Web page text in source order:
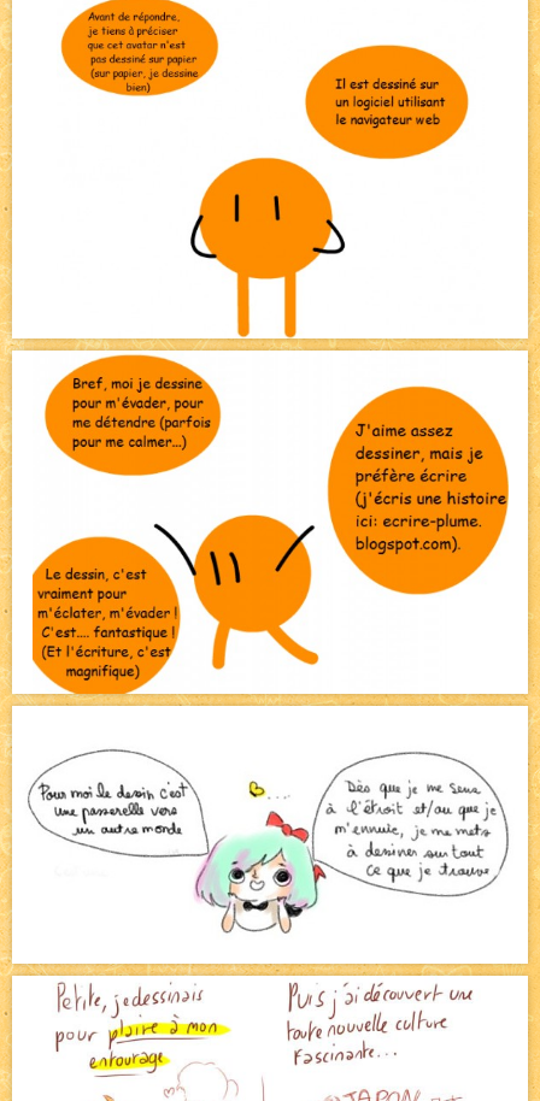
Pique-nique d'été
Beyond the cliff (suite) NEW